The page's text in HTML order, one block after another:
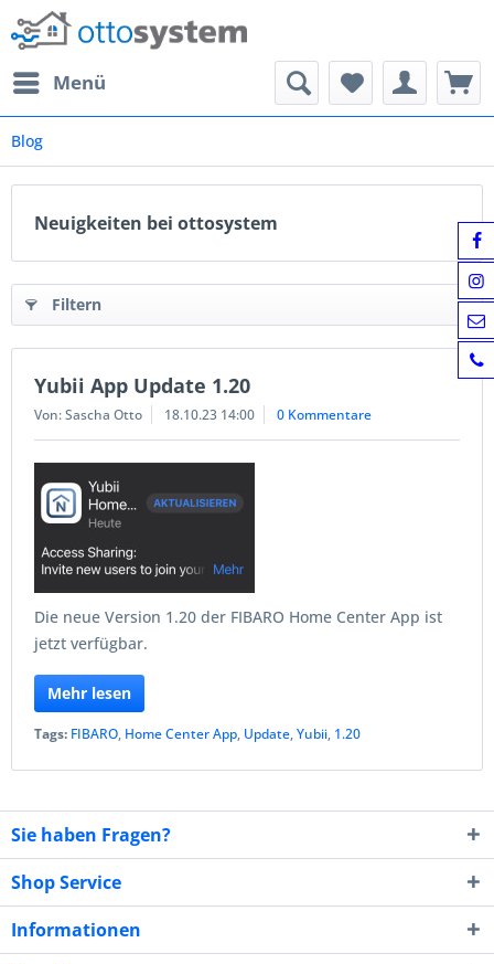
Menü
Blog
Neuigkeiten bei ottosystem
Filtern
Yubii App Update 1.20
Von: Sascha Otto 18.10.23 14:00 0 Kommentare
Die neue Version 1.20 der FIBARO Home Center App ist
jetzt verfügbar.
Mehr lesen
Tags: FIBARO, Home Center App, Update,Yubii, 1.20
Sie haben Fragen?
Shop Service
Informationen